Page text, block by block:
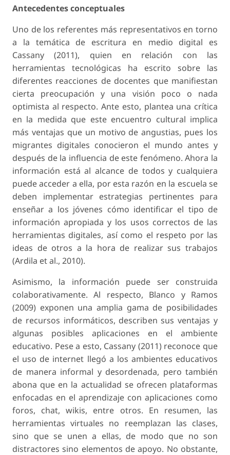
Antecedentes conceptuales
Uno de los referentes más representativos en torno
a la temática de escritura en medio digital es
Cassany (2011), quien en relación con las
herramientas tecnológicas ha escrito sobre las
diferentes reacciones de docentes que manifiestan
cierta preocupación y una visión poco o nada
optimista al respecto. Ante esto, plantea una crítica
en la medida que este encuentro cultural implica
más ventajas que un motivo de angustias, pues los
migrantes digitales conocieron el mundo antes y
después de la influencia de este fenómeno. Ahora la
información está al alcance de todos y cualquiera
puede acceder a ella, por esta razón en la escuela se
deben implementar estrategias pertinentes para
enseñar a los jóvenes cómo identificar el tipo de
información apropiada y los usos correctos de las
herramientas digitales, así como el respeto por las
ideas de otros a la hora de realizar sus trabajos
(Ardila et al., 2010).
Asimismo, la información puede ser construida
colaborativamente. Al respecto, Blanco y Ramos
(2009) exponen una amplia gama de posibilidades
de recursos informáticos, describen sus ventajas y
algunas posibles aplicaciones en el ambiente
educativo. Pese a esto, Cassany (2011) reconoce que
el uso de internet llegó a los ambientes educativos
de manera informal y desordenada, pero también
abona que en la actualidad se ofrecen plataformas
enfocadas en el aprendizaje con aplicaciones como
foros, chat, wikis, entre otros. En resumen, las
herramientas virtuales no reemplazan las clases,
sino que se unen a ellas, de modo que no son
distractores sino elementos de apoyo. No obstante,